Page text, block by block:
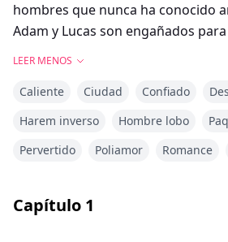
hombres que nunca ha conocido
Adam y Lucas son engañados
LEER MENOS
Caliente Ciudad Confiado
Harem inverso
Hombre lobo
Pervertido
Poliamor Romance
Capítulo 1